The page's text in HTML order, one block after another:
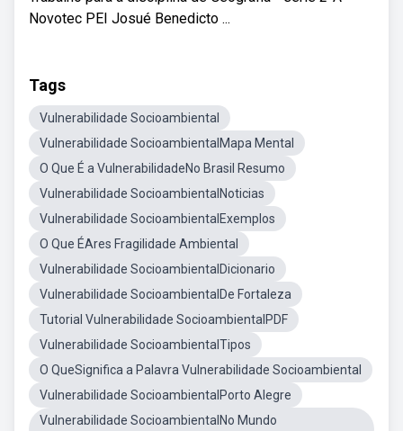
Novotec PEI Josué Benedicto ...
Tags
Vulnerabilidade Socioambiental
Vulnerabilidade SocioambientalMapa Mental
O Que É a VulnerabilidadeNo Brasil Resumo
Vulnerabilidade SocioambientalNoticias
Vulnerabilidade SocioambientalExemplos
O Que ÉAres Fragilidade Ambiental
Vulnerabilidade SocioambientalDicionario
Vulnerabilidade SocioambientalDe Fortaleza
Tutorial Vulnerabilidade SocioambientalPDF
Vulnerabilidade SocioambientalTipos
O QueSignifica a Palavra Vulnerabilidade Socioambiental
Vulnerabilidade SocioambientalPorto Alegre
Vulnerabilidade SocioambientalNo Mundo